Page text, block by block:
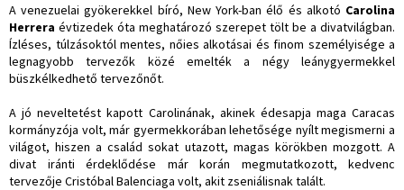
A venezuelai gyökerekkel bíró, New York-ban élő és alkotó Carolina
Herrera évtizedek óta meghatározó szerepet tölt be a divatvilágban.
Ízléses, túlzásoktól mentes, nőies alkotásai és finom személyisége a
legnagyobb tervezők közé emelték a négy leánygyermekkel
büszkélkedhető tervezőnőt.
A jó neveltetést kapott Carolinának, akinek édesapja maga Caracas
kormányzója volt, már gyermekkorában lehetősége nyílt megismerni a
világot, hiszen a család sokat utazott, magas körökben mozgott. A
divat iránti érdeklődése már korán megmutatkozott, kedvenc
tervezője Cristóbal Balenciaga volt, akit zseniálisnak talált.